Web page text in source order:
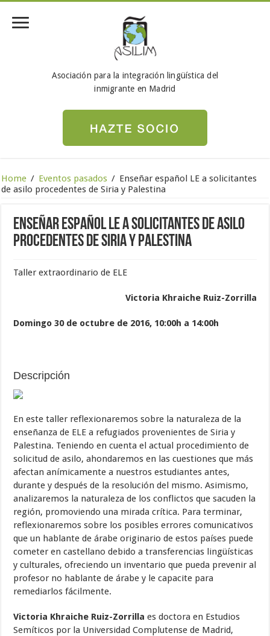
Asociación para la integración lingüística del
inmigrante en Madrid
Home / Eventos pasados / Enseñar español LE a solicitantes
de asilo procedentes de Siria y Palestina
Enseñar español LE a solicitantes de asilo
procedentes de Siria y Palestina
Taller extraordinario de ELE
Victoria Khraiche Ruiz-Zorrilla
Domingo 30 de octubre de 2016, 10:00h a 14:00h
Descripción
En este taller reflexionaremos sobre la naturaleza de la
enseñanza de ELE a refugiados provenientes de Siria y
Palestina. Teniendo en cuenta el actual procedimiento de
solicitud de asilo, ahondaremos en las cuestiones que más
afectan anímicamente a nuestros estudiantes antes,
durante y después de la resolución del mismo. Asimismo,
analizaremos la naturaleza de los conflictos que sacuden la
región, promoviendo una mirada crítica. Para terminar,
reflexionaremos sobre los posibles errores comunicativos
que un hablante de árabe originario de estos países puede
cometer en castellano debido a transferencias lingüísticas
y culturales, ofreciendo un inventario que pueda prevenir al
profesor no hablante de árabe y le capacite para
remediarlos fácilmente.
Victoria Khraiche Ruiz-Zorrilla es doctora en Estudios
Semíticos por la Universidad Complutense de Madrid,